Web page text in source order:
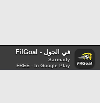
في الجول - FilGoal
Sarmady
FREE - In Google Play